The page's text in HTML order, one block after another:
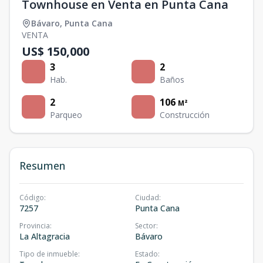
Townhouse en Venta en Punta Cana
Bávaro, Punta Cana
VENTA
US$ 150,000
3
Hab.
2
Baños
2
Parqueo
106 M²
Construcción
Resumen
Código:
7257
Ciudad:
Punta Cana
Provincia:
La Altagracia
Sector:
Bávaro
Tipo de inmueble: Estado: